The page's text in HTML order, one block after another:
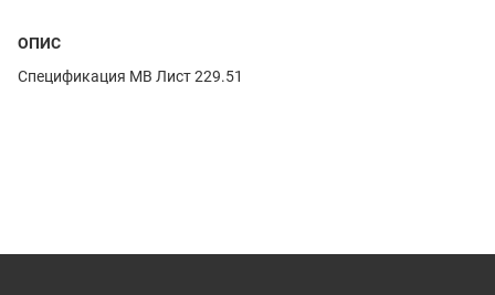
ОПИС
Спецификация МВ Лист 229.51